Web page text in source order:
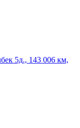
5д., 143 006 км,